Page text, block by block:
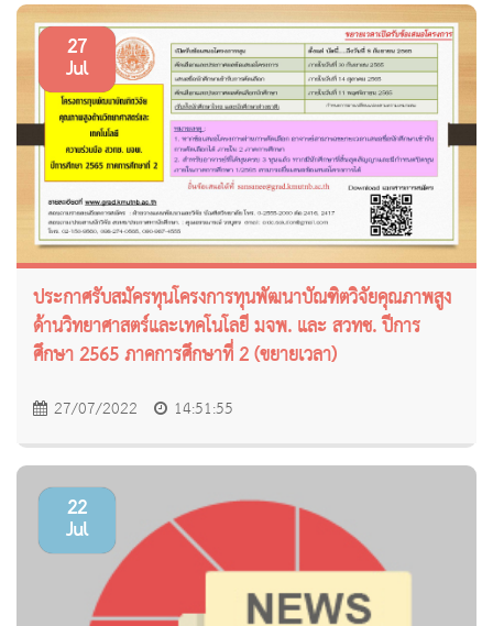
27
Jul
ประกาศรับสมัครทุนโครงการทุนพัฒนาบัณฑิตวิจัยคุณภาพสูง
ด้านวิทยาศาสตร์และเทคโนโลยี มจพ. และ สวทช. ปีการ
ศึกษา 2565 ภาคการศึกษาที่ 2 (ขยายเวลา)
27/07/2022 14:51:55
22
Jul